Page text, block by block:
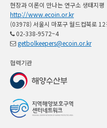
현장과 이론이 만나는 연구소 생태지평
http://www.ecoin.or.kr
(03978) 서울시 마포구 월드컵북로
02-338-9572~4
getbolkeepers@ecoin.or.kr
협력기관